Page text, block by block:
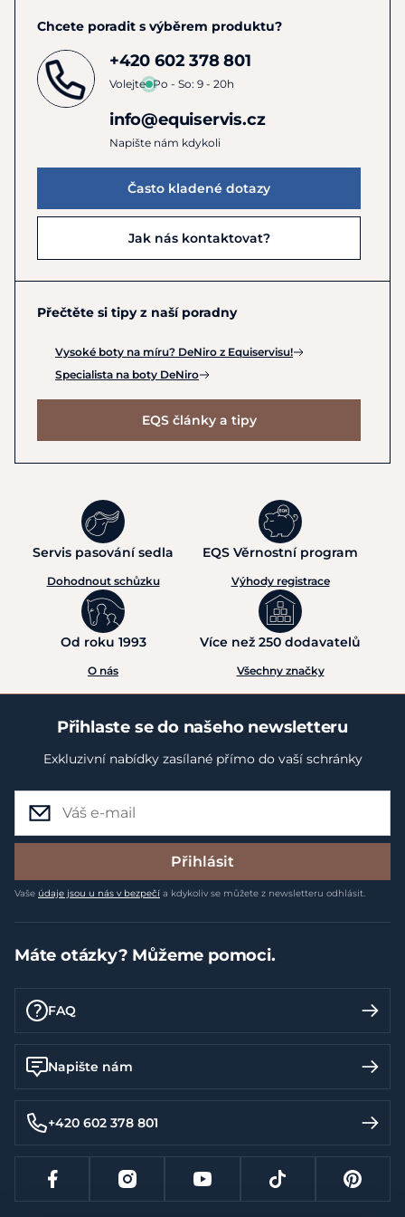
perek se zipem, je potřeba pravidelně čistit i ten.
Nečistoty v zipu způsobují jeho špatnou pohyblivost,
což může vést k vylámání zoubků, nebo k zaseknutí
zipu. Stačí zip pravidelně očistit malým kartáčkem.
Pro čištění a ošetření můžete použít
Čistěte alespoň 1x za 14 dní, ideálně jednou za týden.
Chcete poradit s výběrem produktu?
+420 602 378 801
Volejte Po - So: 9 - 20h
info@equiservis.cz
Napište nám kdykoli
Často kladené dotazy
Jak nás kontaktovat?
Přečtěte si tipy z naší poradny
Vysoké boty na míru? DeNiro z Equiservisu!
Specialista na boty DeNiro
EQS články a tipy
Servis pasování sedla
Dohodnout schůzku
EQS Věrnostní program
Výhody registrace
Od roku 1993
O nás
Více než 250 dodavatelů
Všechny značky
Přihlaste se do našeho newsletteru
Exkluzivní nabídky zasílané přímo do vaší schránky
Přihlásit
Vaše údaje jsou u nás v bezpečí a kdykoliv se můžete z newsletteru odhlásit.
Máte otázky? Můžeme pomoci.
FAQ
Napište nám
+420 602 378 801